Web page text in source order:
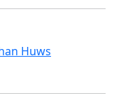
Huws